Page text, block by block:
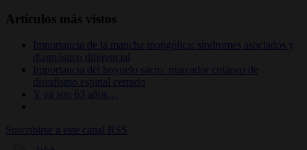
Artículos más vistos
Importancia de la mancha mongólica: síndromes asociados y
diagnóstico diferencial
Importancia del hoyuelo sacro: marcador cutáneo de
disrafismo espinal cerrado
Y ya son 63 años…
Suscribirse a este canal RSS